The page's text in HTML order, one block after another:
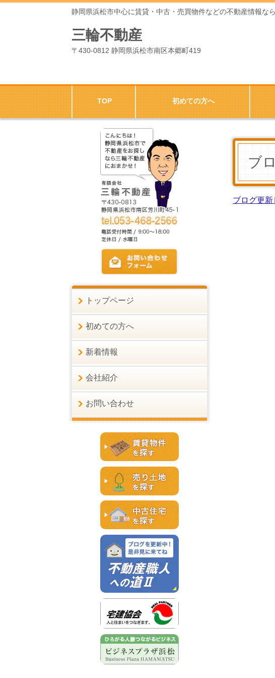
静岡県浜松市中心に賃貸・中古・売買物件などの不動産情報な
三輪不動産
〒430-0812 静岡県浜松市南区本郷町419
TOP 初めての方へ
ブ
ブログ更新
トップページ
初めての方へ
新着情報
会社紹介
お問い合わせ